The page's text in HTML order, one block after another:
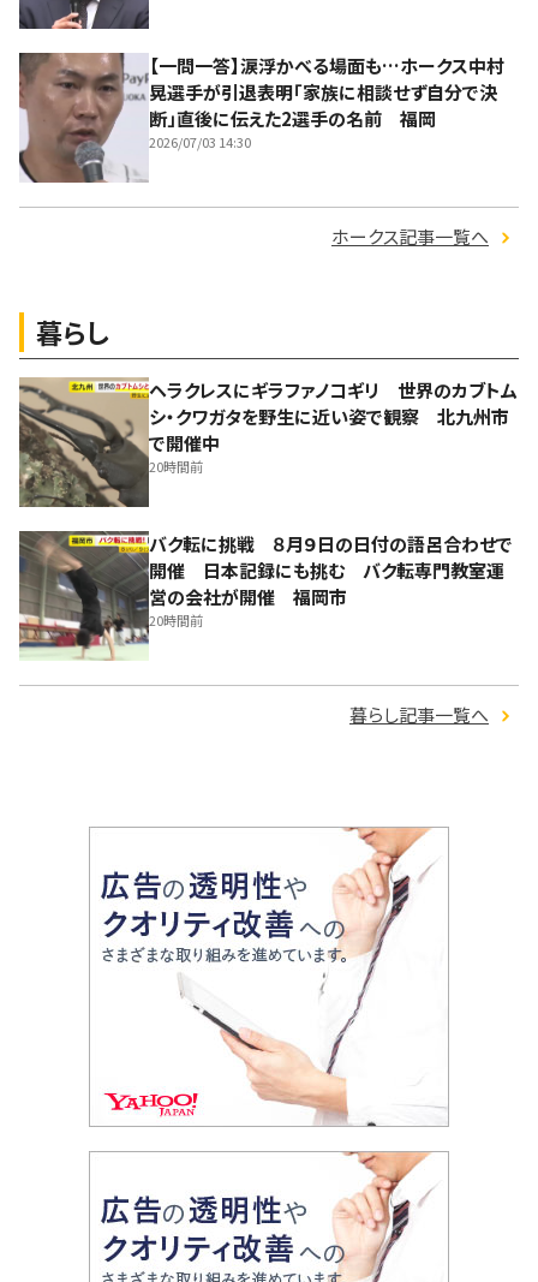
【一問一答】涙浮かべる場面も…ホークス中村
晃選手が引退表明「家族に相談せず自分で決
断」直後に伝えた2選手の名前 福岡
2026/07/03 14:30
ホークス記事一覧へ
暮らし
ヘラクレスにギラファノコギリ 世界のカブトム
シ・クワガタを野生に近い姿で観察 北九州市
で開催中
20時間前
バク転に挑戦 ８月９日の日付の語呂合わせで
開催 日本記録にも挑む バク転専門教室運
営の会社が開催 福岡市
20時間前
暮らし記事一覧へ